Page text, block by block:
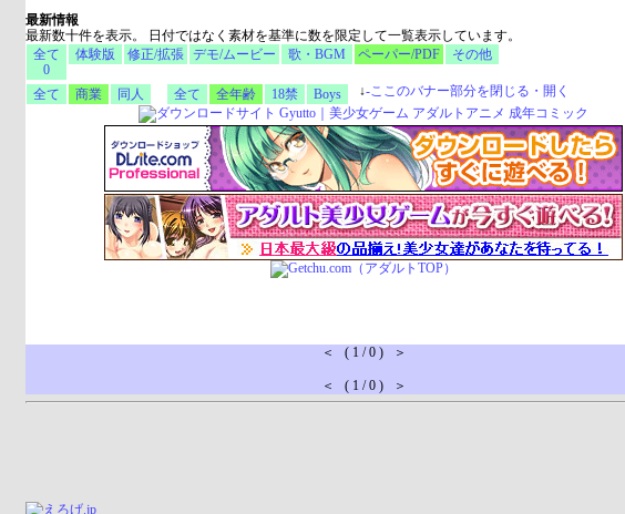
最新情報
最新数十件を表示。 日付ではなく素材を基準に数を限定して一覧表示しています。
全て
0
体験版 修正/拡張 デモ/ムービー 歌・BGM ペーパー/PDF その他
全て 商業 同人 全て 全年齢 18禁 Boys ↓-ここのバナー部分を閉じる・開く
＜ ( 1 / 0 ) ＞
＜ ( 1 / 0 ) ＞